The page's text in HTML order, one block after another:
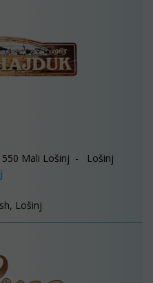
Mali Lošinj - Lošinj
Lošinj